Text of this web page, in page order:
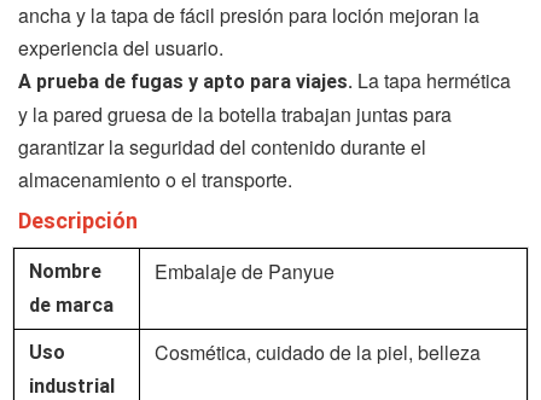
ancha y la tapa de fácil presión para loción mejoran la
experiencia del usuario.
A prueba de fugas y apto para viajes. La tapa hermética
y la pared gruesa de la botella trabajan juntas para
garantizar la seguridad del contenido durante el
almacenamiento o el transporte.
Descripción
Nombre
de marca
Embalaje de Panyue
Uso
industrial
Cosmética, cuidado de la piel, belleza